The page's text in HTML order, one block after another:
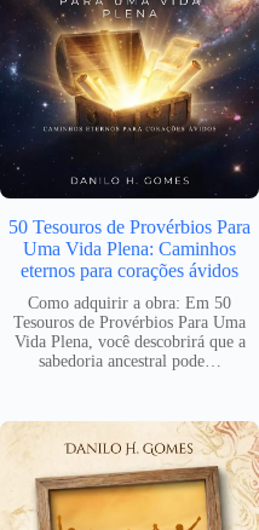
50 Tesouros de Provérbios Para
Uma Vida Plena: Caminhos
eternos para corações ávidos
Como adquirir a obra: Em 50
Tesouros de Provérbios Para Uma
Vida Plena, você descobrirá que a
sabedoria ancestral pode…